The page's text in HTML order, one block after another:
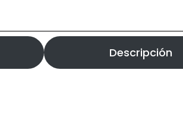
Descripción